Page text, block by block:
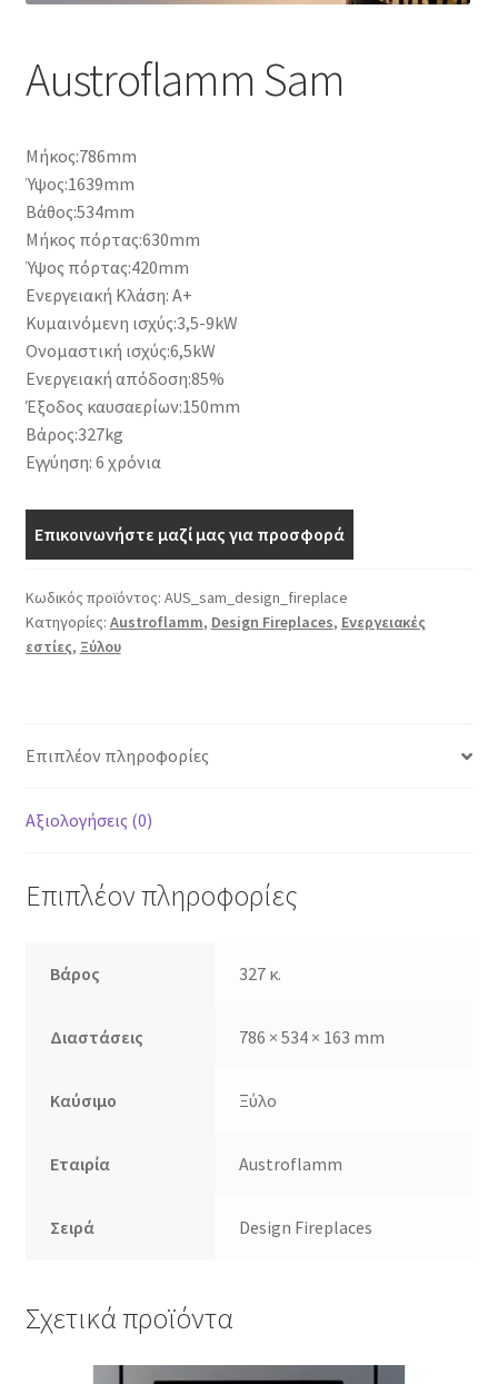
Austroflamm Sam
Μήκος:786mm
Ύψος:1639mm
Βάθος:534mm
Μήκος πόρτας:630mm
Ύψος πόρτας:420mm
Ενεργειακή Κλάση: Α+
Κυμαινόμενη ισχύς:3,5-9kW
Ονομαστική ισχύς:6,5kW
Ενεργειακή απόδοση:85%
Έξοδος καυσαερίων:150mm
Βάρος:327kg
Εγγύηση: 6 χρόνια
Επικοινωνήστε μαζί μας για προσφορά
Κωδικός προϊόντος: AUS_sam_design_fireplace
Κατηγορίες: Austroflamm, Design Fireplaces, Ενεργειακές
εστίες, Ξύλου
Επιπλέον πληροφορίες
Αξιολογήσεις (0)
Επιπλέον πληροφορίες
Βάρος 327 κ.
Διαστάσεις 786 × 534 × 163 mm
Καύσιμο Ξύλο
Εταιρία Austroflamm
Σειρά Design Fireplaces
Σχετικά προϊόντα